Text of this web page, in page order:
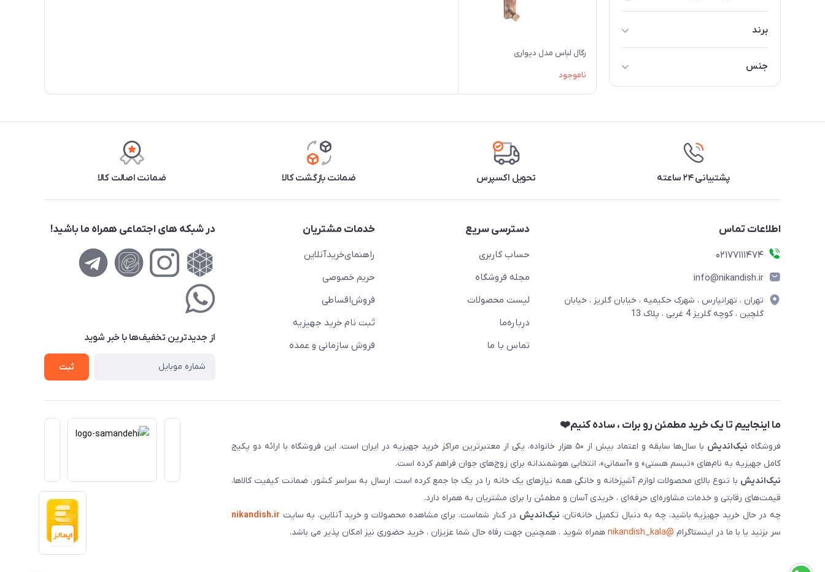
برند
جنس
چوب
رگال لباس مدل دیواری
ناموجود
پشتیبانی ۲۴ ساعته تحویل اکسپرس ضمانت بازگشت کالا ضمانت اصالت کالا
اطلاعات تماس
02177111474
info@nikandish.ir
تهران ، تهرانپارس ، شهرک حکیمیه ، خیابان گلریز ، خیابان
گلچین ، کوچه گلریز 4 غربی ، پلاک 13
دسترسی سریع
حساب کاربری
مجله فروشگاه
لیست محصولات
درباره‌ما
تماس با ما
خدمات مشتریان
راهنمای‌خرید‌آنلاین
حریم خصوصی
فروش‌اقساطی
ثبت نام خرید جهیزیه
فروش سازمانی و عمده
در شبکه های اجتماعی همراه ما باشید!
از جدید‌ترین تخفیف‌ها با‌ خبر شوید
ثبت
ما اینجاییم تا یک خرید مطمئن رو برات ، ساده کنیم❤️
فروشگاه نیک‌اندیش
با سال‌ها سابقه و اعتماد بیش از ۵۰ هزار خانواده، یکی از معتبرترین مراکز خرید جهیزیه در ایران است. این فروشگاه با ارائه دو پکیج
کامل جهیزیه به نام‌های «تبسم هستی» و «آسمانی»، انتخابی هوشمندانه برای زوج‌های جوان فراهم کرده است.
نیک‌اندیش با تنوع بالای محصولات لوازم آشپزخانه و خانگی همه نیازهای یک خانه را در یک جا جمع کرده است. ارسال به سراسر کشور، ضمانت کیفیت کالاها،
قیمت‌های رقابتی و خدمات مشاوره‌ای حرفه‌ای ، خریدی آسان و مطمئن را برای مشتریان به همراه دارد.
چه در حال خرید جهیزیه باشید، چه به دنبال تکمیل خانه‌تان، نیک‌اندیش در کنار شماست. برای مشاهده محصولات و خرید آنلاین، به سایت nikandish.ir
سر بزنید یا با ما در اینستاگرام @nikandish_kala همراه شوید . همچنین جهت رفاه حال شما عزیزان ، خرید حضوری نیز امکان پذیر می باشد.